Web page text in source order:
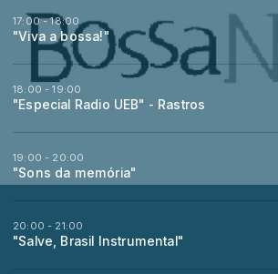
17:00 - 18:00
"Viva a bossa!"
18:00 - 19:00
"Especial Radio UEB" - Rastros
19:00 - 20:00
"Sons da memória"
20:00 - 21:00
"Salve, Brasil Instrumental"